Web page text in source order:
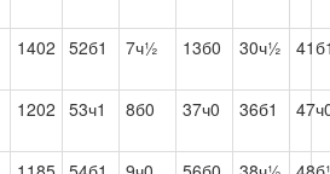
1402 52б1 7ч½ 13б0 30ч½
1202 53ч1 8б0 37ч0 36б1